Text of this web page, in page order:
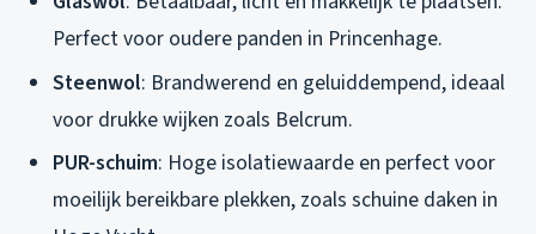
Perfect voor oudere panden in Princenhage.
Steenwol: Brandwerend en geluiddempend, ideaal
voor drukke wijken zoals Belcrum.
PUR-schuim: Hoge isolatiewaarde en perfect voor
moeilijk bereikbare plekken, zoals schuine daken in